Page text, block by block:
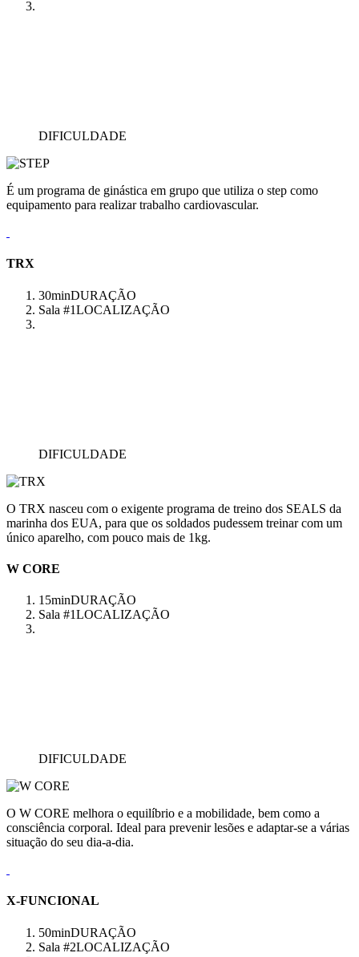
DIFICULDADE
É um programa de ginástica em grupo que utiliza o step como
equipamento para realizar trabalho cardiovascular.
TRX
30minDURAÇÃO
Sala #1LOCALIZAÇÃO
DIFICULDADE
O TRX nasceu com o exigente programa de treino dos SEALS da
marinha dos EUA, para que os soldados pudessem treinar com um
único aparelho, com pouco mais de 1kg.
W CORE
15minDURAÇÃO
Sala #1LOCALIZAÇÃO
DIFICULDADE
O W CORE melhora o equilíbrio e a mobilidade, bem como a
consciência corporal. Ideal para prevenir lesões e adaptar-se a várias
situação do seu dia-a-dia.
X-FUNCIONAL
50minDURAÇÃO
Sala #2LOCALIZAÇÃO